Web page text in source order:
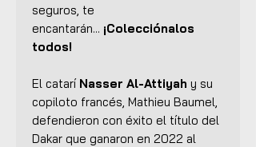
seguros, te
encantarán... ¡Colecciónalos
todos!
El catarí Nasser Al-Attiyah y su
copiloto francés, Mathieu Baumel,
defendieron con éxito el título del
Dakar que ganaron en 2022 al